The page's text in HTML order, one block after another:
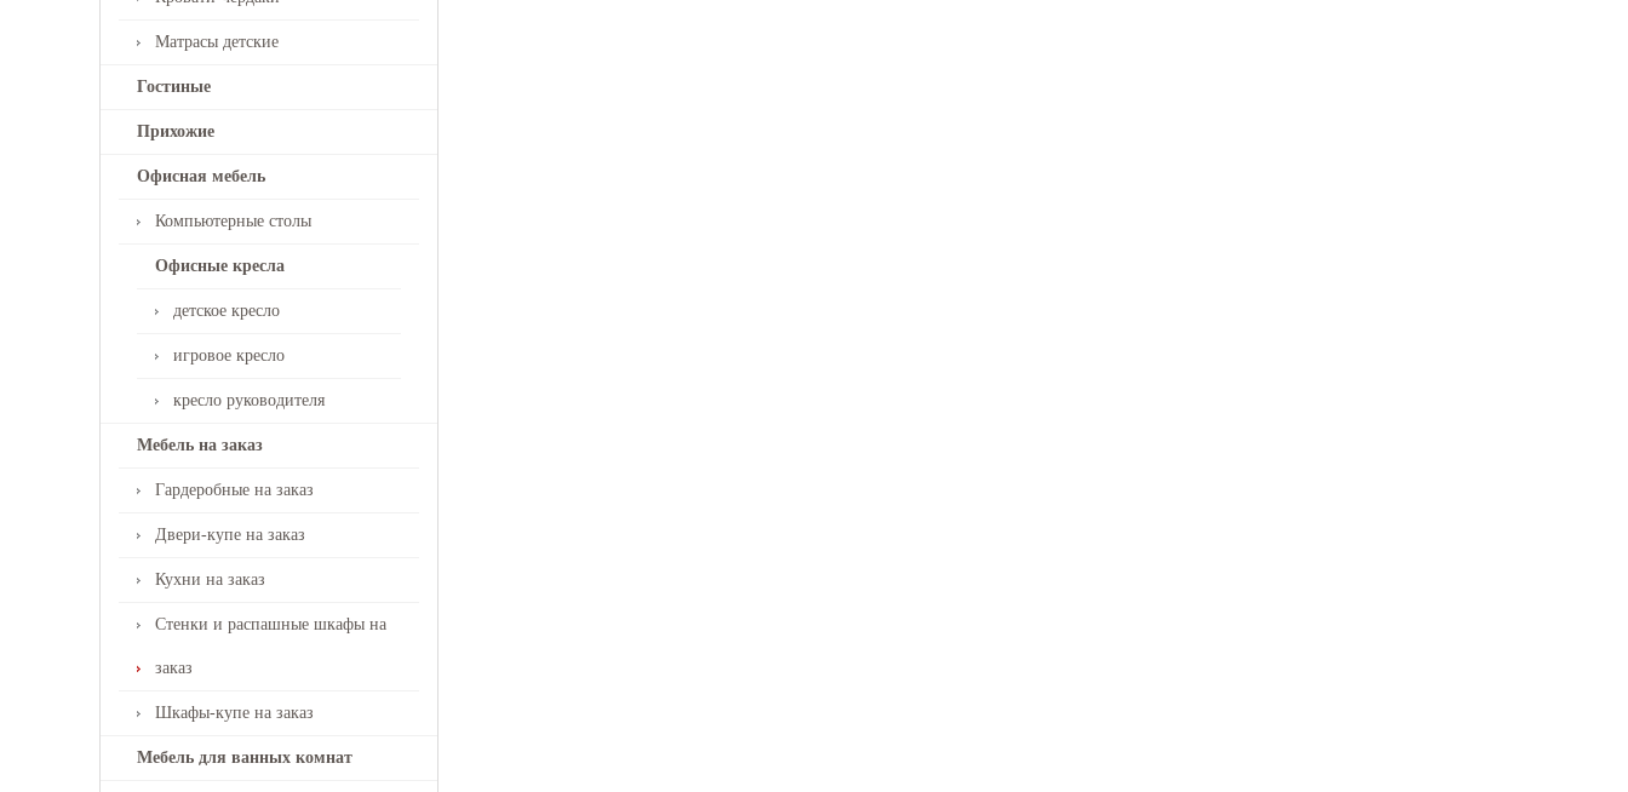
Матрасы детские
Гостиные
Прихожие
Офисная мебель
Компьютерные столы
Офисные кресла
детское кресло
игровое кресло
кресло руководителя
Мебель на заказ
Гардеробные на заказ
Двери-купе на заказ
Кухни на заказ
Стенки и распашные шкафы на
заказ
Шкафы-купе на заказ
Мебель для ванных комнат